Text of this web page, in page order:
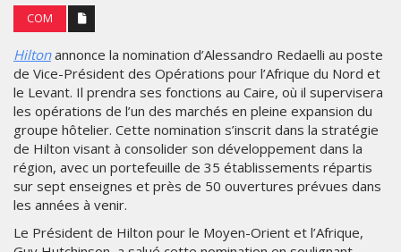
COM
Hiltonannonce la nomination d’Alessandro Redaelli au poste
de Vice-Président des Opérations pour l’Afrique du Nord et
le Levant. Il prendra ses fonctions au Caire, où il supervisera
les opérations de l’un des marchés en pleine expansion du
groupe hôtelier. Cette nomination s’inscrit dans la stratégie
de Hilton visant à consolider son développement dans la
région, avec un portefeuille de 35 établissements répartis
sur sept enseignes et près de 50 ouvertures prévues dans
les années à venir.
Le Président de Hilton pour le Moyen-Orient et l’Afrique,